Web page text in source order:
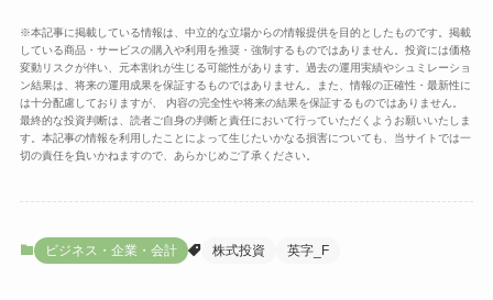
※本記事に掲載している情報は、中立的な立場からの情報提供を目的としたものです。掲載
している商品・サービスの購入や利用を推奨・強制するものではありません。投資には価格
変動リスクが伴い、元本割れが生じる可能性があります。過去の運用実績やシュミレーショ
ン結果は、将来の運用成果を保証するものではありません。また、情報の正確性・最新性に
は十分配慮しておりますが、 内容の完全性や将来の結果を保証するものではありません。
最終的な投資判断は、読者ご自身の判断と責任において行っていただくようお願いいたしま
す。本記事の情報を利用したことによって生じたいかなる損害についても、当サイトでは一
切の責任を負いかねますので、あらかじめご了承ください。
ビジネス・企業・会計 株式投資 英字_F